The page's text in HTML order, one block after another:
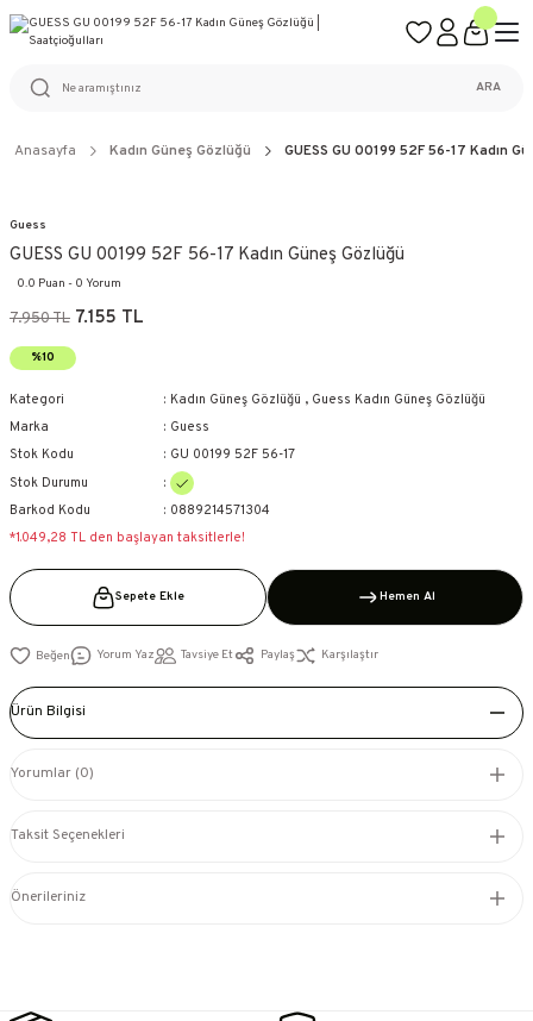
%100 ORİJİNAL ÜRÜN GARANTİSİ
ARA
Anasayfa Kadın Güneş Gözlüğü GUESS GU 00199 52F 56-17 Kadın
Guess
GUESS GU 00199 52F 56-17 Kadın Güneş Gözlüğü
0.0 Puan - 0 Yorum
7.950 TL 7.155 TL
%10
Kategori Kadın Güneş Gözlüğü , Guess Kadın Güneş Gözlüğü
Marka
Guess
Stok Kodu
GU 00199 52F 56-17
Stok Durumu
Barkod Kodu
0889214571304
*1.049,28 TL den başlayan taksitlerle!
Sepete Ekle Hemen Al
Yorum Yaz Tavsiye Et Paylaş Karşılaştır
Ürün Bilgisi
Yorumlar (0)
Taksit Seçenekleri
Önerileriniz